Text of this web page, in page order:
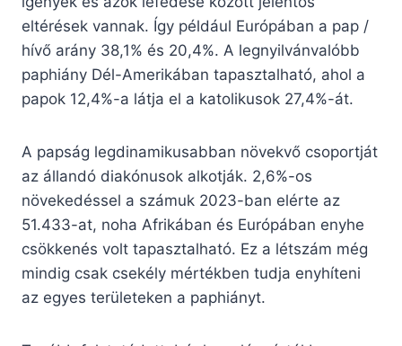
eltérések vannak. Így például Európában a pap /
hívő arány 38,1% és 20,4%. A legnyilvánvalóbb
paphiány Dél-Amerikában tapasztalható, ahol a
papok 12,4%-a látja el a katolikusok 27,4%-át.
A papság legdinamikusabban növekvő csoportját
az állandó diakónusok alkotják. 2,6%-os
növekedéssel a számuk 2023-ban elérte az
51.433-at, noha Afrikában és Európában enyhe
csökkenés volt tapasztalható. Ez a létszám még
mindig csak csekély mértékben tudja enyhíteni
az egyes területeken a paphiányt.